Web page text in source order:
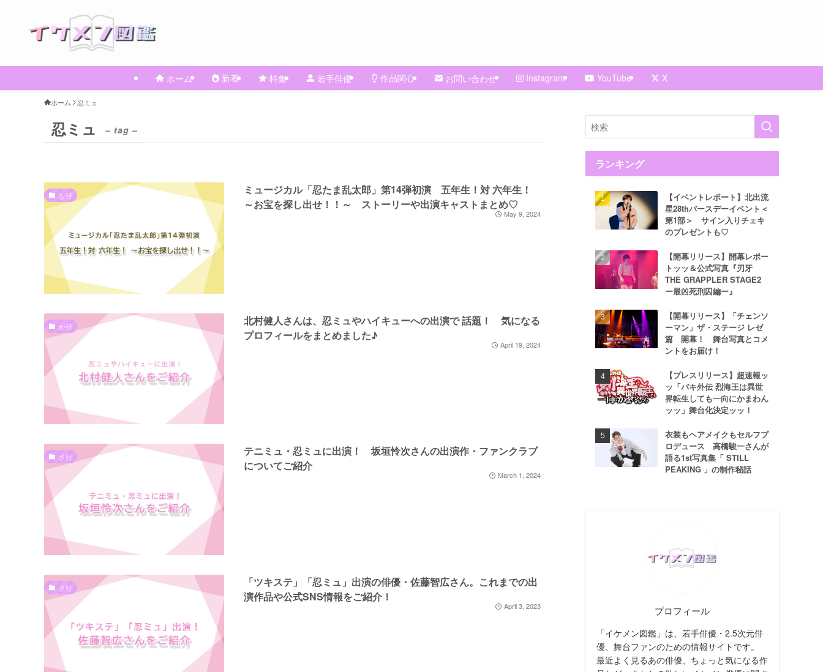
ホーム 新着 特集 若手俳優 作品関心 お問い合わせ Instagram YouTube X
ホーム 忍ミュ
忍ミュ – tag –
な行
ミュージカル「忍たま乱太郎」第14弾初演 五年生！対 六年生！
～お宝を探し出せ！！～ ストーリーや出演キャストまとめ♡
May 9, 2024
か行
北村健人さんは、忍ミュやハイキューへの出演で 話題！ 気になる
プロフィールをまとめました♪
April 19, 2024
さ行
テニミュ・忍ミュに出演！ 坂垣怜次さんの出演作・ファンクラブ
についてご紹介
March 1, 2024
さ行
「ツキステ」「忍ミュ」出演の俳優・佐藤智広さん。これまでの出
演作品や公式SNS情報をご紹介！
April 3, 2023
ランキング
【イベントレポート】北出流
星28thバースデーイベント＜
第1部＞ サイン入りチェキ
のプレゼントも♡
【開幕リリース】開幕レポー
トッッ＆公式写真『刃牙
THE GRAPPLER STAGE2
ー最凶死刑囚編ー』
【開幕リリース】「チェンソ
ーマン」ザ・ステージ レゼ
篇 開幕！ 舞台写真とコメ
ントをお届け！
【プレスリリース】超速報ッ
ッ「バキ外伝 烈海王は異世
界転生しても一向にかまわん
ッッ」舞台化決定ッッ！
衣装もヘアメイクもセルフプ
ロデュース 高橋駿一さんが
語る1st写真集「 STILL
PEAKING 」の制作秘話
プロフィール
「イケメン図鑑」は、若手俳優・2.5次元俳
優、舞台ファンのための情報サイトです。
最近よく見るあの俳優、ちょっと気になる作